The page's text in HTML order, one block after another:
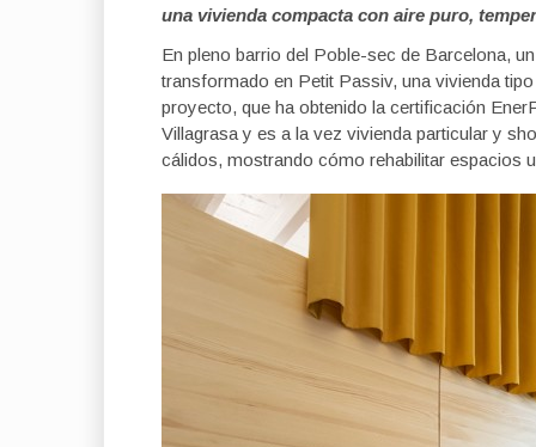
una vivienda compacta con aire puro,
En pleno barrio del Poble-sec de Barcelona,
transformado en Petit Passiv, una vivienda
proyecto, que ha obtenido la certificación
Villagrasa y es a la vez vivienda particular y
cálidos, mostrando cómo rehabilitar espacios